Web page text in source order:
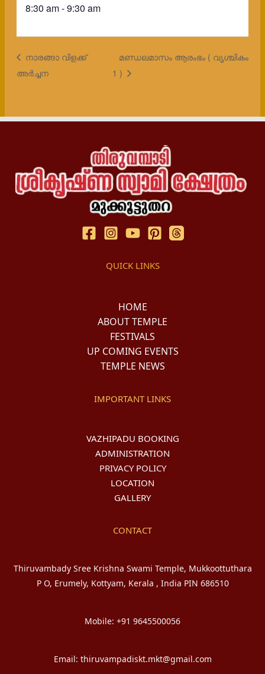
8:30 am - 9:30 am
നാരങ്ങാ വിളക്ക്
അർച്ചന
മണ്ഡലമാസം ആരംഭം ( വൃശ്ചികം
1 )
QUICK LINKS
HOME
ABOUT TEMPLE
FESTIVALS
UP COMING EVENTS
TEMPLE NEWS
IMPORTANT LINKS
VAZHIPADU BOOKING
ADMINISTRATION
PRIVACY POLICY
LOCATION
GALLERY
CONTACT
Thiruvambady Sree Krishna Swami Temple, Mukkoottuthara
P O, Erumely, Kottyam, Kerala , India PIN 686510
Mobile: +91 9645500056
Email: thiruvampadiskt.mkt@gmail.com